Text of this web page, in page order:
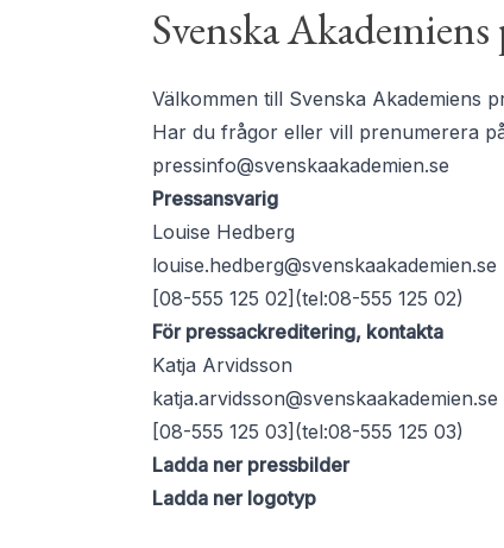
Svenska
Välkommen till Svenska Akademiens
Har du frågor eller vill prenumerera
pressinfo@svenskaakademien.se
Pressansvarig
Louise Hedberg
louise.hedberg@svenskaakademien.se
[08-555 125 02](tel:08-555 125 02)
För pressackreditering, kontakta
Katja Arvidsson
katja.arvidsson@svenskaakademien.se
[08-555 125 03](tel:08-555 125 03)
Ladda ner pressbilder
Ladda ner logotyp